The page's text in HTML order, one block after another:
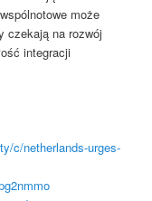
może
czekają na rozwój
integracji
c/netherlands-urges-